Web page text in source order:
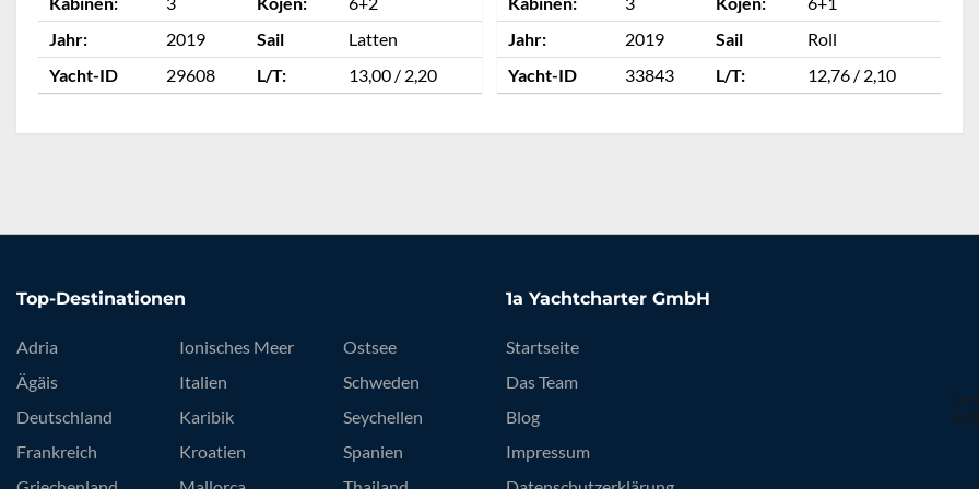
Jahr:
2019 Sail
Latten
Yacht-ID
29608 L/T: 13,00 / 2,20
Jahr:
2019 Sail
Roll
Yacht-ID
33843 L/T: 12,76 / 2,10
Top-Destinationen
Adria
Ägäis
Deutschland
Frankreich
Ionisches Meer
Italien
Karibik
Kroatien
Ostsee
Schweden
Seychellen
Spanien
1a Yachtcharter GmbH
Startseite
Das Team
Blog
Impressum